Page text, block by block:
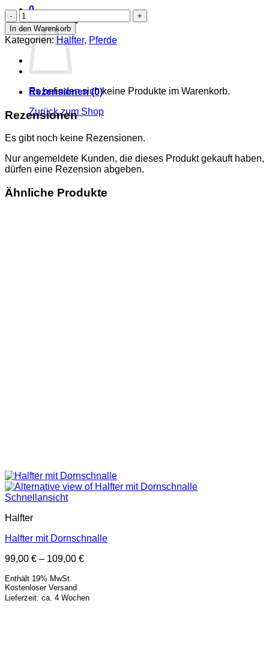
0
Warenkorb
Es befinden sich keine Produkte im Warenkorb.
Zurück zum Shop
Halfter
mit
Schiebeschnalle
-
by
Sarah
Menge
In den Warenkorb
Kategorien: Halfter, Pferde
Rezensionen (0)
Rezensionen
Es gibt noch keine Rezensionen.
Nur angemeldete Kunden, die dieses Produkt gekauft haben,
dürfen eine Rezension abgeben.
Ähnliche Produkte
Schnellansicht
Halfter
Halfter mit Dornschnalle
99,00 € – 109,00 €Preisspanne:
Enthält 19% MwSt.
Kostenloser Versand
Lieferzeit: ca. 4 Wochen